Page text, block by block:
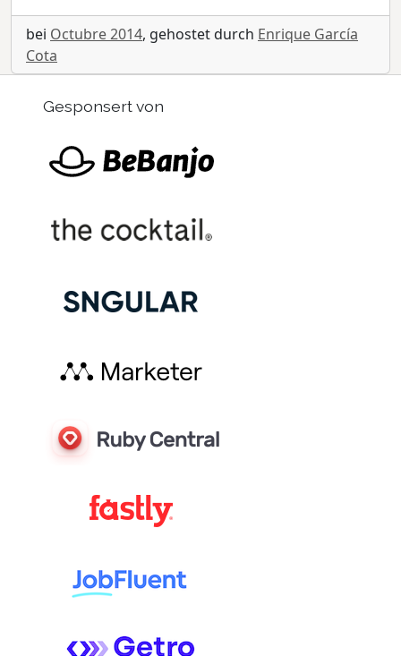
bei Octubre 2014, gehostet durch Enrique García
Cota
Gesponsert von